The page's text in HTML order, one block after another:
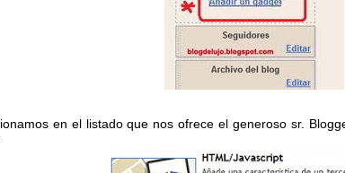
en el listado que nos ofrece el generoso sr.